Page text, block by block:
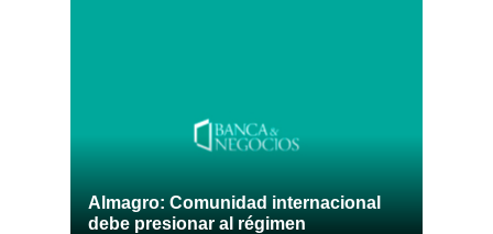
Almagro: Comunidad internacional
debe presionar al régimen